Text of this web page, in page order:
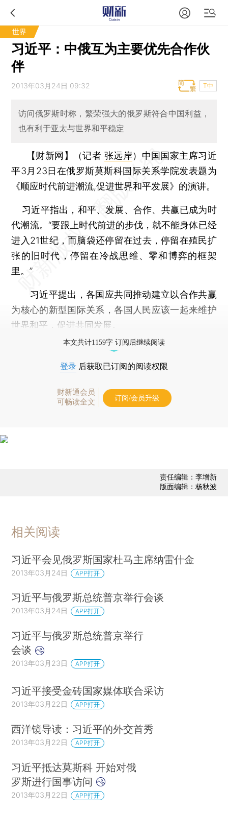
世界
习近平：中俄互为主要优先合作伙
伴
2013年03月24日 09:32 T中
访问俄罗斯时称，繁荣强大的俄罗斯符合中国利益，
也有利于亚太与世界和平稳定
【财新网】（记者 张远岸） 中国国家主席习近
平3月23日在俄罗斯莫斯科国际关系学院发表题为
《顺应时代前进潮流,促进世界和平发展》的演讲。
习近平指出，和平、发展、合作、共赢已成为时
代潮流。“要跟上时代前进的步伐，就不能身体已经
进入21世纪，而脑袋还停留在过去，停留在殖民扩
张的旧时代，停留在冷战思维、零和博弈的框架
里。”
习近平提出，各国应共同推动建立以合作共赢
为核心的新型国际关系，各国人民应该一起来维护
世界和平，促进共同发展。
本文共计1159字 订阅后继续阅读
登录 后获取已订阅的阅读权限
财新通会员
可畅读全文
订阅/会员升级
责任编辑：李增新
版面编辑：杨秋波
相关阅读
习近平会见俄罗斯国家杜马主席纳雷什金
2013年03月24日 APP打开
习近平与俄罗斯总统普京举行会谈
2013年03月24日 APP打开
习近平与俄罗斯总统普京举行
会谈
2013年03月23日 APP打开
习近平接受金砖国家媒体联合采访
2013年03月22日 APP打开
西洋镜导读：习近平的外交首秀
2013年03月22日 APP打开
习近平抵达莫斯科 开始对俄
罗斯进行国事访问
2013年03月22日 APP打开